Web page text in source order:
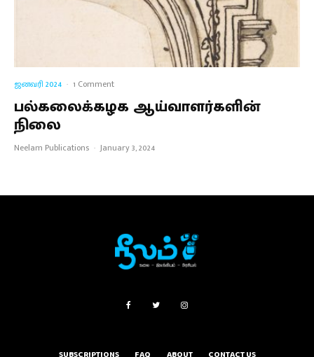
ஜனவரி 2024 · 1 Comment
பல்கலைக்கழக ஆய்வாளர்களின்
நிலை
Neelam Publications · January 3, 2024